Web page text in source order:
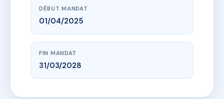
DÉBUT MANDAT
01/04/2025
FIN MANDAT
31/03/2028